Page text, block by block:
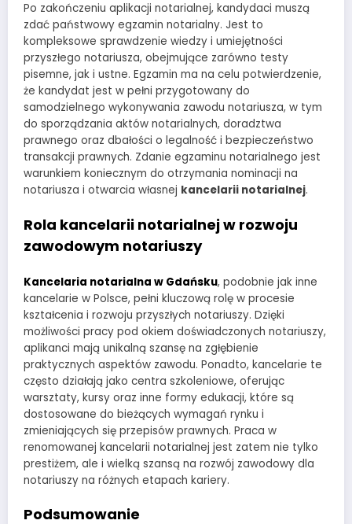
Po zakończeniu aplikacji notarialnej, kandydaci muszą
zdać państwowy egzamin notarialny. Jest to
kompleksowe sprawdzenie wiedzy i umiejętności
przyszłego notariusza, obejmujące zarówno testy
pisemne, jak i ustne. Egzamin ma na celu potwierdzenie,
że kandydat jest w pełni przygotowany do
samodzielnego wykonywania zawodu notariusza, w tym
do sporządzania aktów notarialnych, doradztwa
prawnego oraz dbałości o legalność i bezpieczeństwo
transakcji prawnych. Zdanie egzaminu notarialnego jest
warunkiem koniecznym do otrzymania nominacji na
notariusza i otwarcia własnej kancelarii notarialnej.
Rola kancelarii notarialnej w rozwoju
zawodowym notariuszy
Kancelaria notarialna w Gdańsku, podobnie jak inne
kancelarie w Polsce, pełni kluczową rolę w procesie
kształcenia i rozwoju przyszłych notariuszy. Dzięki
możliwości pracy pod okiem doświadczonych notariuszy,
aplikanci mają unikalną szansę na zgłębienie
praktycznych aspektów zawodu. Ponadto, kancelarie te
często działają jako centra szkoleniowe, oferując
warsztaty, kursy oraz inne formy edukacji, które są
dostosowane do bieżących wymagań rynku i
zmieniających się przepisów prawnych. Praca w
renomowanej kancelarii notarialnej jest zatem nie tylko
prestiżem, ale i wielką szansą na rozwój zawodowy dla
notariuszy na różnych etapach kariery.
Podsumowanie